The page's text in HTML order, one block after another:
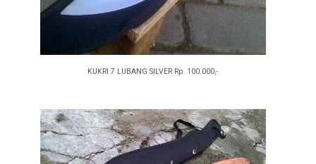
KUKRI 7 LUBANG SILVER Rp. 100.000,-